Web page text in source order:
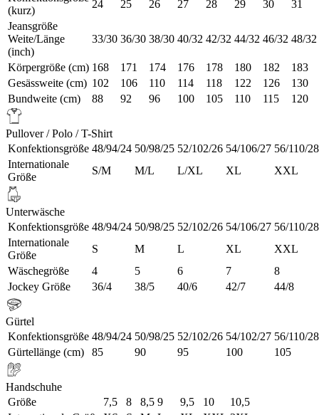
(kurz)
24 25 26 27 28 29 30
31
Jeansgröße
Weite/Länge
(inch)
33/30 36/30 38/30 40/32 42/32 44/32 46/32 48/32
Körpergröße (cm) 168 171 174 176 178 180 182
183
Gesässweite (cm) 102 106 110 114 118 122 126
130
Bundweite (cm)
88 92 96 100 105 110 115 120
Pullover / Polo / T-Shirt
Konfektionsgröße 48/94/24 50/98/25 52/102/26 54/106/27 56/110/28
Internationale
Größe
S/M M/L L/XL XL XXL
Unterwäsche
Konfektionsgröße 48/94/24 50/98/25 52/102/26 54/106/27 56/110/28
Internationale
Größe
S M L XL
XXL
Wäschegröße
4 5 6 7
8
Jockey Größe
36/4 38/5 40/6 42/7 44/8
Gürtel
Konfektionsgröße 48/94/24 50/98/25 52/102/26 54/102/27 56/110/28
Gürtellänge (cm)
85 90 95 100 105
Handschuhe
Größe
7,5 8 8,5 9 9,5 10
10,5